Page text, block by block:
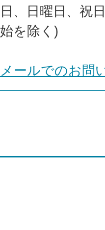
日、日曜日、祝
始を除く)
メールでのお問